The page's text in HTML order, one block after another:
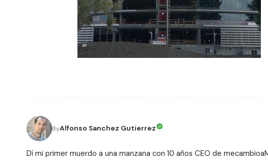
ByAlfonso Sanchez Gutierrez
Dí mi primer muerdo a una manzana con 10 años CEO de